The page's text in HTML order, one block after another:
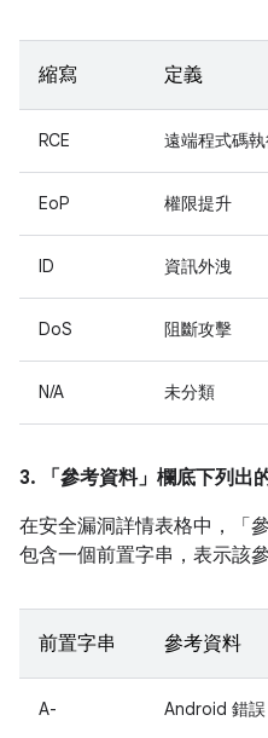
縮寫 定義
RCE 遠端程式碼
EoP 權限提升
ID 資訊外洩
DoS 阻斷攻擊
N/A 未分類
3. 「參考資料」 欄底下列出
在安全漏洞詳情表格中，「參
包含一個前置字串，表示該
前置字串 參考資料
A- Android 錯誤